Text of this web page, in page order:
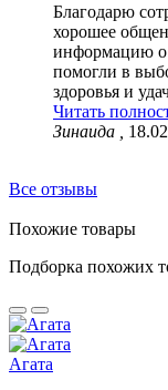
Благодарю
хорошее
информацию о
помогли в
здоровья и
Читать
Зинаида ,
Все отзывы
Похожие товары
Подборка похожих
Агата